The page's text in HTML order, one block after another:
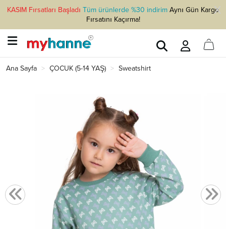
KASIM Fırsatları Başladı Tüm ürünlerde %30 indirimAynı Gün Kargo
Fırsatını Kaçırma!
Ana Sayfa ÇOCUK (5-14 YAŞ) Sweatshirt